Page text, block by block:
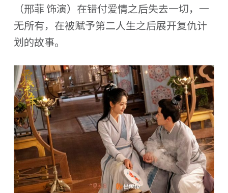
（邢菲 饰演）在错付爱情之后失去一切，一
无所有，在被赋予第二人生之后展开复仇计
划的故事。